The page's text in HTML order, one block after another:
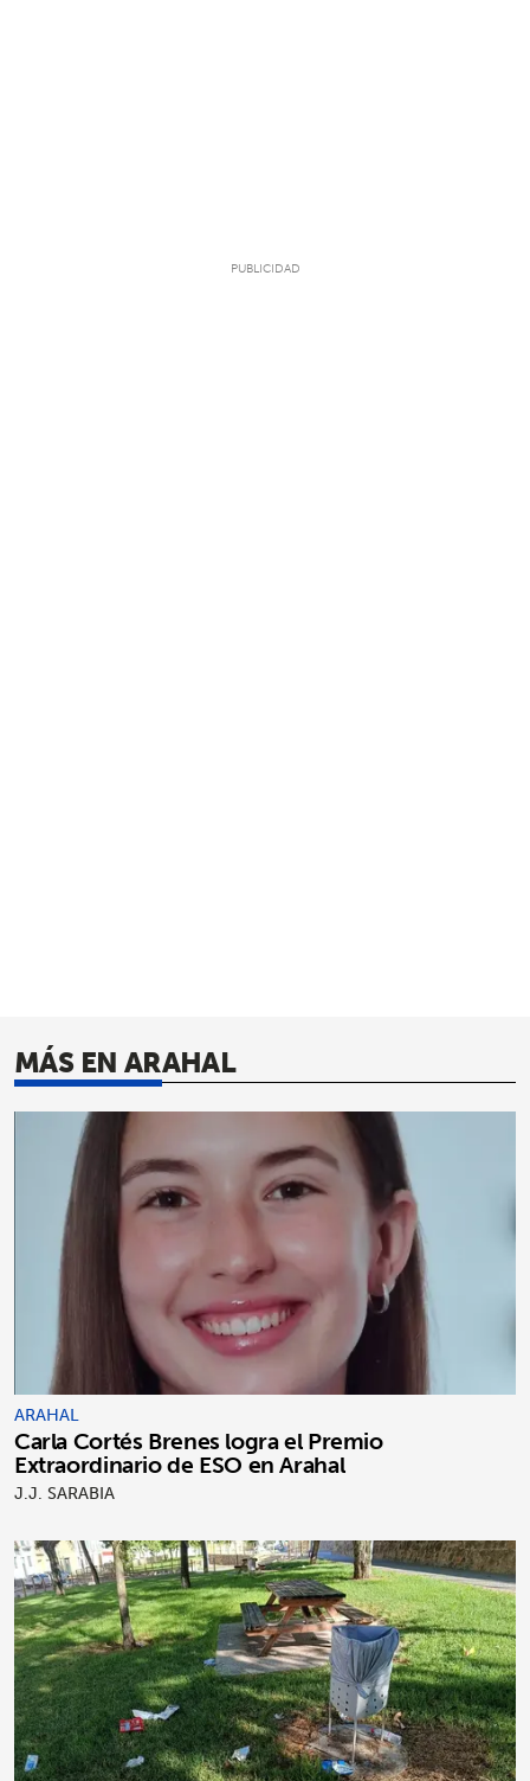
MÁS EN ARAHAL
ARAHAL
Carla Cortés Brenes logra el Premio
Extraordinario de ESO en Arahal
J.J. SARABIA